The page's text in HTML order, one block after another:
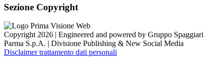
Sezione Copyright
Copyright 2026 | Engineered and powered by Gruppo Spaggiari
Parma S.p.A. | Divisione Publishing & New Social Media
Disclaimer trattamento dati personali